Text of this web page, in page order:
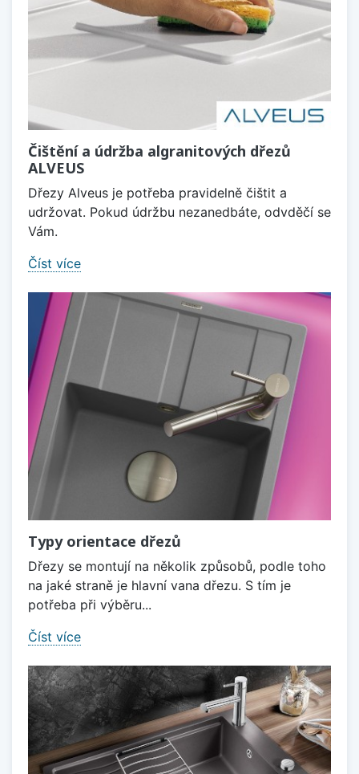
Čištění a údržba algranitových dřezů
ALVEUS
Dřezy Alveus je potřeba pravidelně čištit a
udržovat. Pokud údržbu nezanedbáte, odvděčí se
Vám.
Číst více
Typy orientace dřezů
Dřezy se montují na několik způsobů, podle toho
na jaké straně je hlavní vana dřezu. S tím je
potřeba při výběru...
Číst více